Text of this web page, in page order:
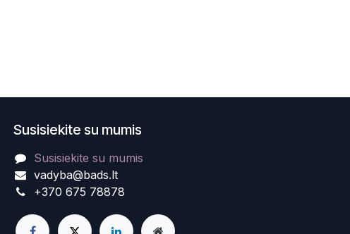
Susisiekite su mumis
Susisiekite su mumis
vadyba@bads.lt
+370 675 78878